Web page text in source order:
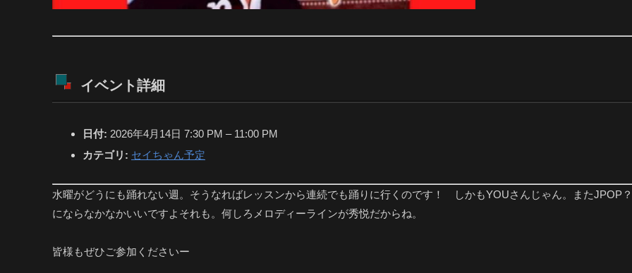
イベント詳細
日付: 2026年4月14日 7:30 PM – 11:00 PM
カテゴリ: セイちゃん予定
水曜がどうにも踊れない週。そうなればレッスンから連続でも踊りに行くのです！ しかもYOUさんじゃん。また
にならなかなかいいですよそれも。何しろメロディーラインが秀悦だからね。
皆様もぜひご参加くださいー